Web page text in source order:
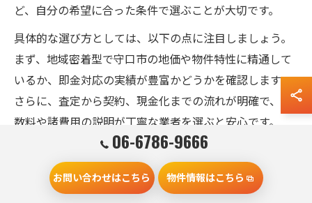
ど、自分の希望に合った条件で選ぶことが大切です。
具体的な選び方としては、以下の点に注目しましょう。
まず、地域密着型で守口市の地価や物件特性に精通して
いるか、即金対応の実績が豊富かどうかを確認します。
さらに、査定から契約、現金化までの流れが明確で、手
数料や諸費用の説明が丁寧な業者を選ぶと安心です。
実際に利用した方の口コミや体験談を参考にするのも有
効です。中には、即日査定・即日契約に対応し、最短で
数日以内に現金化できたという声もあります。反対に、
06-6786-9666
お問い合わせはこちら 物件情報はこちら